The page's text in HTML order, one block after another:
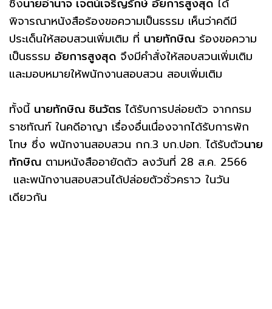
ซึ่งนายอำนาจ เจตน์เจริญรักษ์ อัยการสูงสุด ได้
พิจารณาหนังสือร้องขอความเป็นธรรม เห็นว่าคดีมี
ประเด็นให้สอบสวนเพิ่มเติม ที่ นายทักษิณ ร้องขอความ
เป็นธรรม อัยการสูงสุด จึงมีคำสั่งให้สอบสวนเพิ่มเติม
และมอบหมายให้พนักงานสอบสวน สอบเพิ่มเติม
ทั้งนี้ นายทักษิณ ชินวัตร ได้รับการปล่อยตัว จากกรม
ราชทัณฑ์ ในคดีอาญา เรื่องอื่นเนื่องจากได้รับการพัก
โทษ ซึ่ง พนักงานสอบสวน กก.3 บก.ปอท. ได้รับตัวนาย
ทักษิณ ตามหนังสืออายัดตัว ลงวันที่ 28 ส.ค. 2566
และพนักงานสอบสวนได้ปล่อยตัวชั่วคราว ในวัน
เดียวกัน